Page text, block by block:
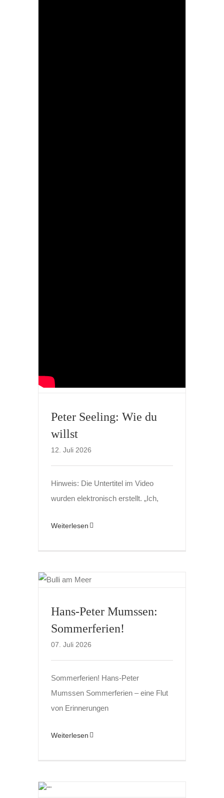
Peter Seeling: Wie du
willst
12. Juli 2026
Hinweis: Die Untertitel im Video
wurden elektronisch erstellt. „Ich,
Weiterlesen
Hans-Peter Mumssen:
Sommerferien!
07. Juli 2026
Sommerferien! Hans-Peter
Mumssen Sommerferien – eine Flut
von Erinnerungen
Weiterlesen